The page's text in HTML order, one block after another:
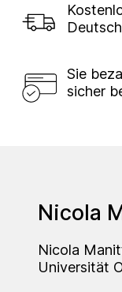
Sie
sicher
Nicola
Nicola
Universität